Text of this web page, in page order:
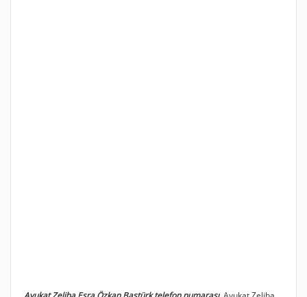
Avukat Zeliha Esra Özkan Baştürk telefon numarası, Avukat Zeliha